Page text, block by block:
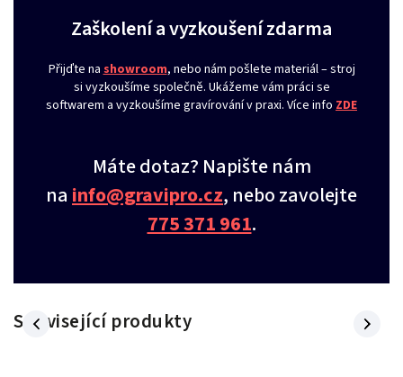
Zaškolení a vyzkoušení zdarma
Přijďte nashowroom, nebo nám pošlete materiál – stroj
si vyzkoušíme společně. Ukážeme vám práci se
softwarem a vyzkoušíme gravírování v praxi. Více info ZDE
Máte dotaz? Napište nám
na info@gravipro.cz, nebo zavolejte
775 371 961.
Související produkty